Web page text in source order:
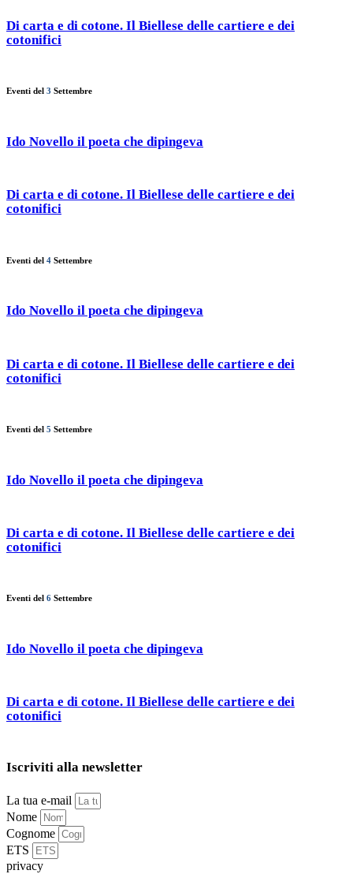
Di carta e di cotone. Il Biellese delle cartiere e dei
cotonifici
Eventi del 3 Settembre
Ido Novello il poeta che dipingeva
Di carta e di cotone. Il Biellese delle cartiere e dei
cotonifici
Eventi del 4 Settembre
Ido Novello il poeta che dipingeva
Di carta e di cotone. Il Biellese delle cartiere e dei
cotonifici
Eventi del 5 Settembre
Ido Novello il poeta che dipingeva
Di carta e di cotone. Il Biellese delle cartiere e dei
cotonifici
Eventi del 6 Settembre
Ido Novello il poeta che dipingeva
Di carta e di cotone. Il Biellese delle cartiere e dei
cotonifici
Iscriviti alla newsletter
La tua e-mail
Nome
Cognome
ETS
privacy